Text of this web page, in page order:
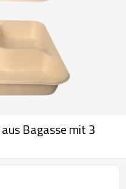
Bagasse mit 3